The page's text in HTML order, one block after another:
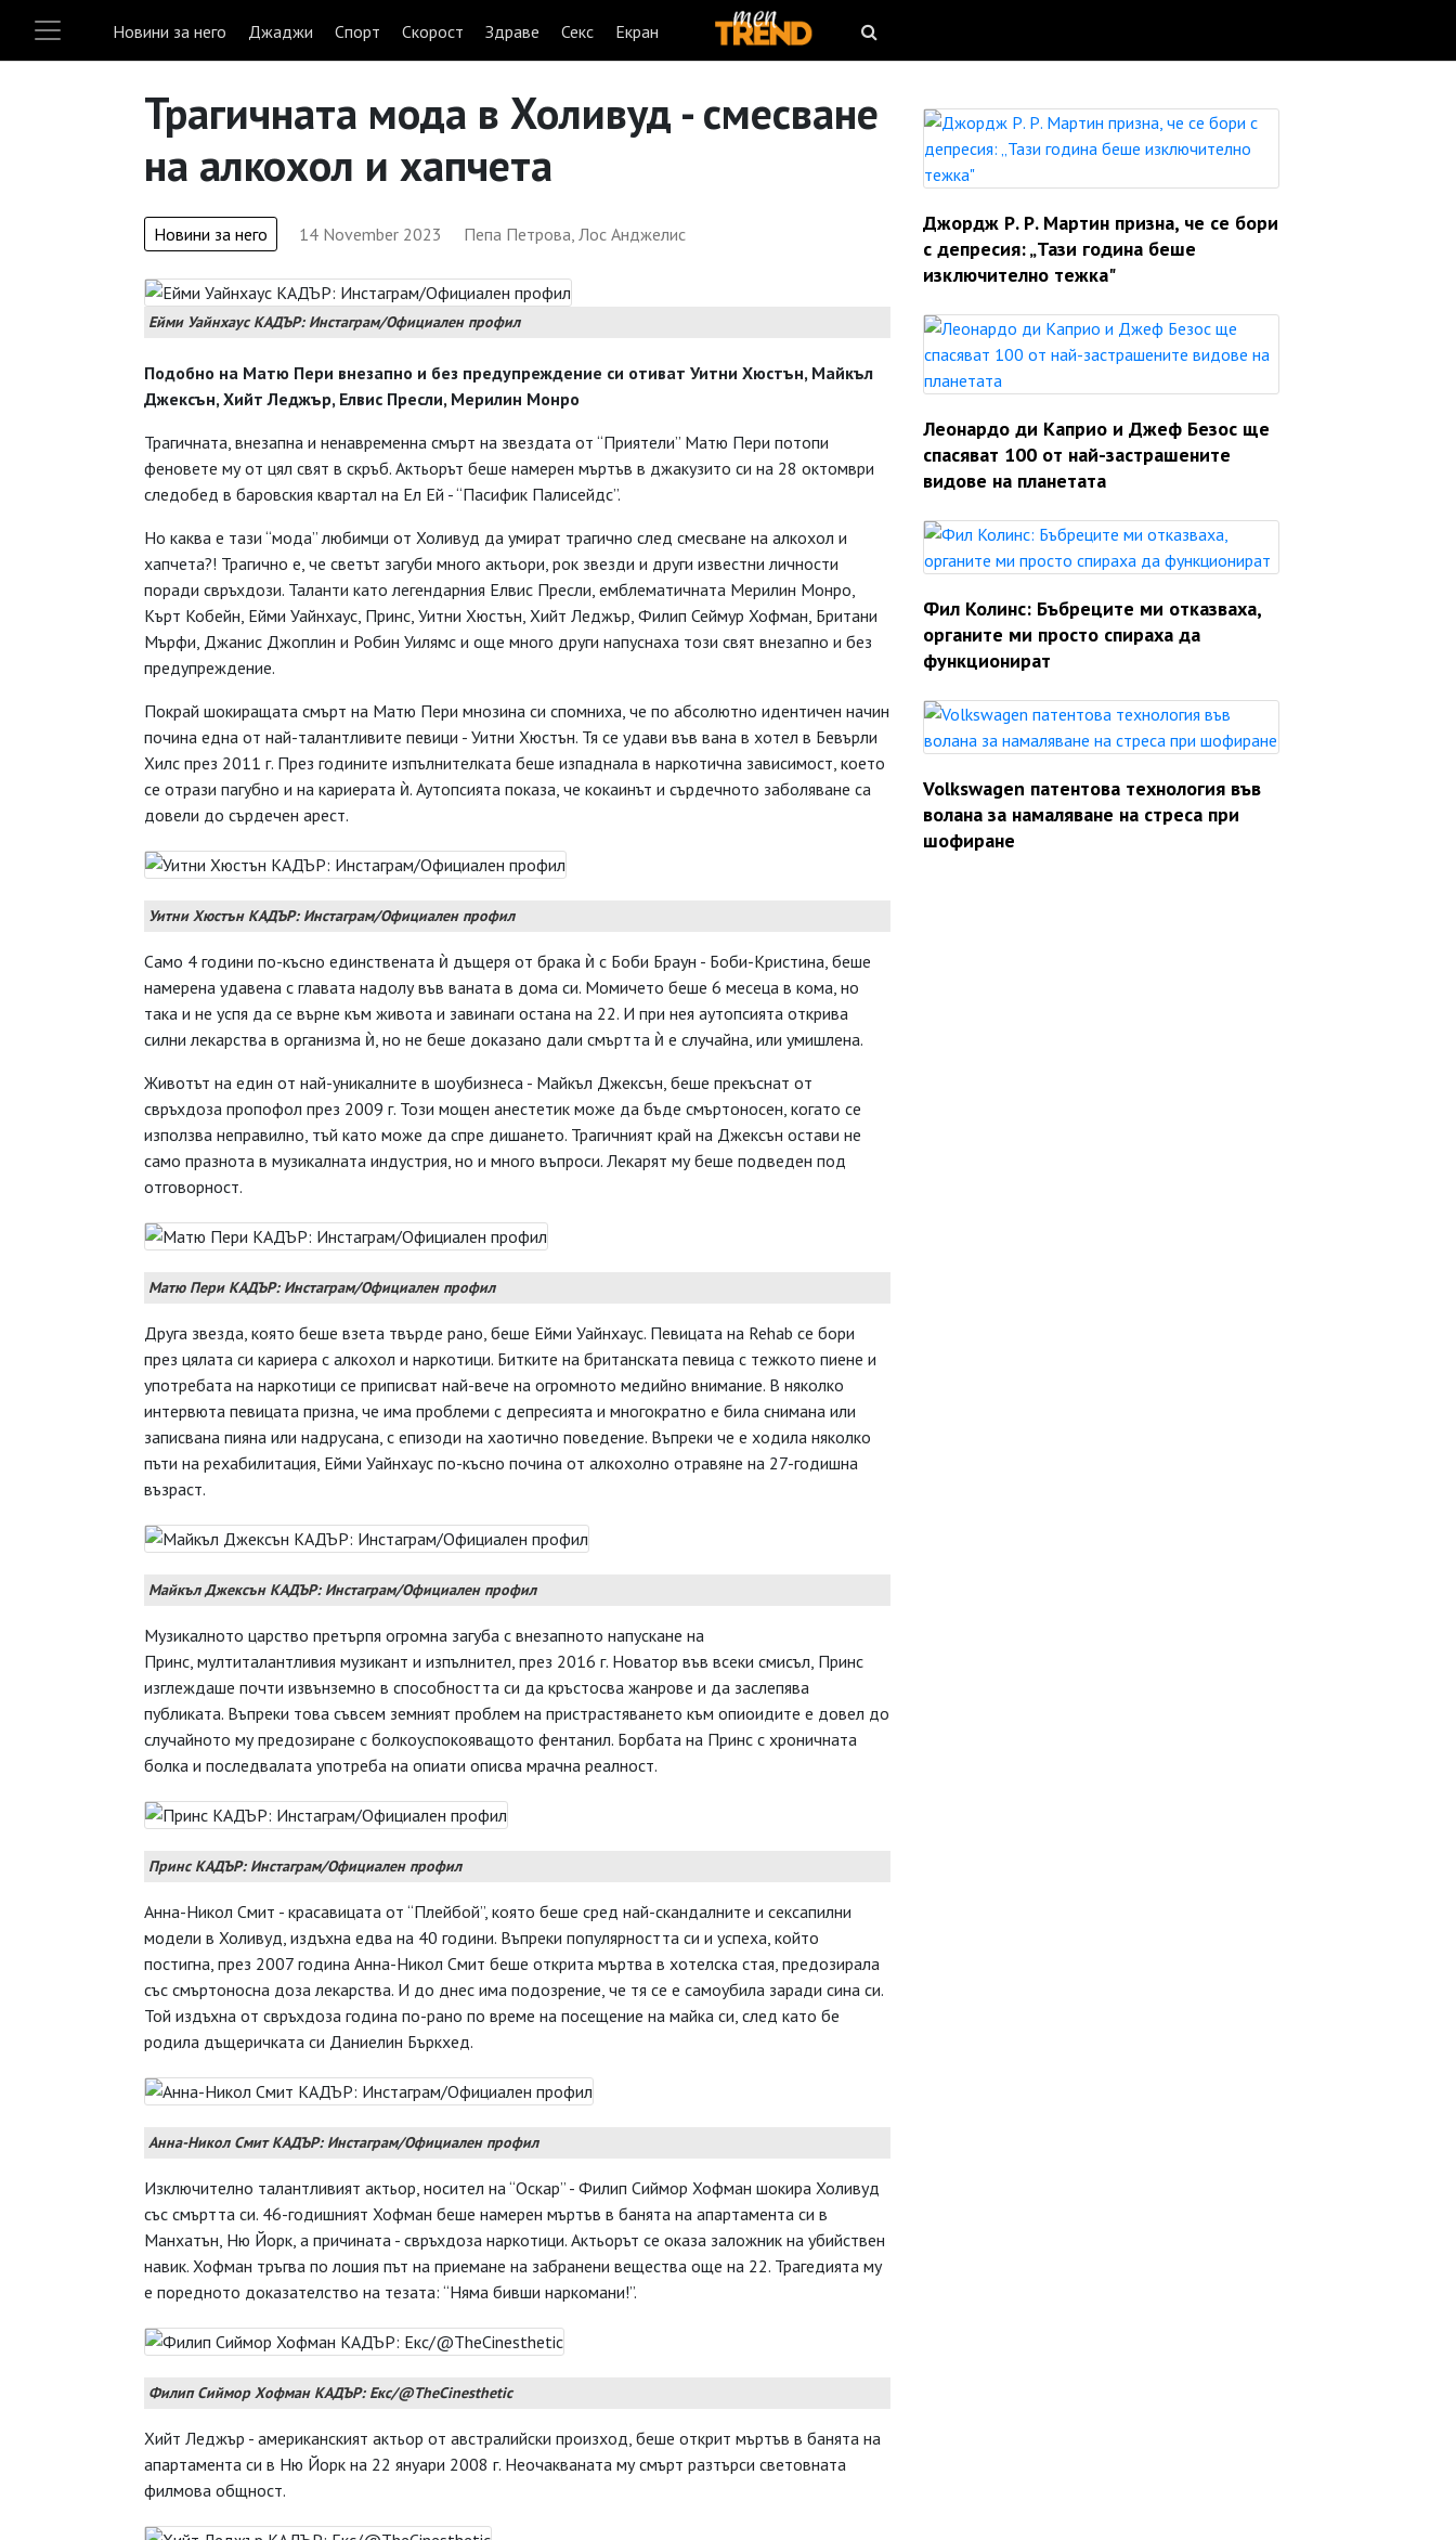
Новини за него Джаджи Спорт Скорост Здраве Секс Екран
Трагичната мода в Холивуд - смесване
на алкохол и хапчета
Новини за него 14 November 2023 Пепа Петрова, Лос Анджелис
Ейми Уайнхаус КАДЪР: Инстаграм/Официален профил
Подобно на Матю Пери внезапно и без предупреждение си отиват Уитни Хюстън, Майкъл
Джексън, Хийт Леджър, Елвис Пресли, Мерилин Монро
Трагичната, внезапна и ненавременна смърт на звездата от “Приятели” Матю Пери потопи
феновете му от цял свят в скръб. Актьорът беше намерен мъртъв в джакузито си на 28 октомври
следобед в баровския квартал на Ел Ей - “Пасифик Палисейдс”.
Но каква е тази “мода” любимци от Холивуд да умират трагично след смесване на алкохол и
хапчета?! Трагично е, че светът загуби много актьори, рок звезди и други известни личности
поради свръхдози. Таланти като легендарния Елвис Пресли, емблематичната Мерилин Монро,
Кърт Кобейн, Ейми Уайнхаус, Принс, Уитни Хюстън, Хийт Леджър, Филип Сеймур Хофман, Британи
Мърфи, Джанис Джоплин и Робин Уилямс и още много други напуснаха този свят внезапно и без
предупреждение.
Покрай шокиращата смърт на Матю Пери мнозина си спомниха, че по абсолютно идентичен начин
почина една от най-талантливите певици - Уитни Хюстън. Тя се удави във вана в хотел в Бевърли
Хилс през 2011 г. През годините изпълнителката беше изпаднала в наркотична зависимост, което
се отрази пагубно и на кариерата ѝ. Аутопсията показа, че кокаинът и сърдечното заболяване са
довели до сърдечен арест.
Уитни Хюстън КАДЪР: Инстаграм/Официален профил
Само 4 години по-късно единствената ѝ дъщеря от брака ѝ с Боби Браун - Боби-Кристина, беше
намерена удавена с главата надолу във ваната в дома си. Момичето беше 6 месеца в кома, но
така и не успя да се върне към живота и завинаги остана на 22. И при нея аутопсията открива
силни лекарства в организма ѝ, но не беше доказано дали смъртта ѝ е случайна, или умишлена.
Животът на един от най-уникалните в шоубизнеса - Майкъл Джексън, беше прекъснат от
свръхдоза пропофол през 2009 г. Този мощен анестетик може да бъде смъртоносен, когато се
използва неправилно, тъй като може да спре дишането. Трагичният край на Джексън остави не
само празнота в музикалната индустрия, но и много въпроси. Лекарят му беше подведен под
отговорност.
Матю Пери КАДЪР: Инстаграм/Официален профил
Друга звезда, която беше взета твърде рано, беше Ейми Уайнхаус. Певицата на Rehab се бори
през цялата си кариера с алкохол и наркотици. Битките на британската певица с тежкото пиене и
употребата на наркотици се приписват най-вече на огромното медийно внимание. В няколко
интервюта певицата призна, че има проблеми с депресията и многократно е била снимана или
записвана пияна или надрусана, с епизоди на хаотично поведение. Въпреки че е ходила няколко
пъти на рехабилитация, Ейми Уайнхаус по-късно почина от алкохолно отравяне на 27-годишна
възраст.
Майкъл Джексън КАДЪР: Инстаграм/Официален профил
Музикалното царство претърпя огромна загуба с внезапното напускане на
Принс, мултиталантливия музикант и изпълнител, през 2016 г. Новатор във всеки смисъл, Принс
изглеждаше почти извънземно в способността си да кръстосва жанрове и да заслепява
публиката. Въпреки това съвсем земният проблем на пристрастяването към опиоидите е довел до
случайното му предозиране с болкоуспокояващото фентанил. Борбата на Принс с хроничната
болка и последвалата употреба на опиати описва мрачна реалност.
Принс КАДЪР: Инстаграм/Официален профил
Анна-Никол Смит - красавицата от “Плейбой”, която беше сред най-скандалните и сексапилни
модели в Холивуд, издъхна едва на 40 години. Въпреки популярността си и успеха, който
постигна, през 2007 година Анна-Никол Смит беше открита мъртва в хотелска стая, предозирала
със смъртоносна доза лекарства. И до днес има подозрение, че тя се е самоубила заради сина си.
Той издъхна от свръхдоза година по-рано по време на посещение на майка си, след като бе
родила дъщеричката си Даниелин Бъркхед.
Анна-Никол Смит КАДЪР: Инстаграм/Официален профил
Изключително талантливият актьор, носител на “Оскар” - Филип Сиймор Хофман шокира Холивуд
със смъртта си. 46-годишният Хофман беше намерен мъртъв в банята на апартамента си в
Манхатън, Ню Йорк, а причината - свръхдоза наркотици. Актьорът се оказа заложник на убийствен
навик. Хофман тръгва по лошия път на приемане на забранени вещества още на 22. Трагедията му
е поредното доказателство на тезата: “Няма бивши наркомани!”.
Филип Сиймор Хофман КАДЪР: Екс/@TheCinesthetic
Хийт Леджър - американският актьор от австралийски произход, беше открит мъртъв в банята на
апартамента си в Ню Йорк на 22 януари 2008 г. Неочакваната му смърт разтърси световната
филмова общност.
Джордж Р. Р. Мартин призна, че се бори
с депресия: „Тази година беше
изключително тежка"
Леонардо ди Каприо и Джеф Безос ще
спасяват 100 от най-застрашените
видове на планетата
Фил Колинс: Бъбреците ми отказваха,
органите ми просто спираха да
функционират
Volkswagen патентова технология във
волана за намаляване на стреса при
шофиране